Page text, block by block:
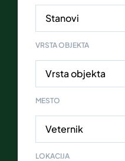
VRSTA OBJEKTA
MESTO
LOKACIJA